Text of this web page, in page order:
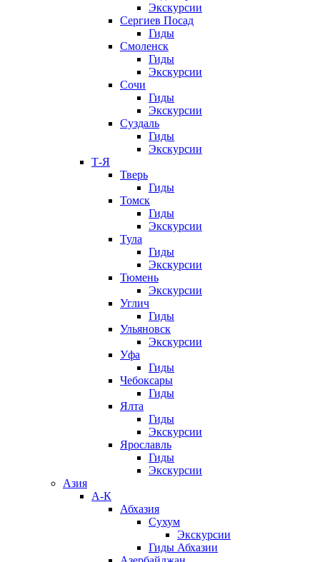
Экскурсии
Сергиев Посад
Гиды
Смоленск
Гиды
Экскурсии
Сочи
Гиды
Экскурсии
Суздаль
Гиды
Экскурсии
Т-Я
Тверь
Гиды
Томск
Гиды
Экскурсии
Тула
Гиды
Экскурсии
Тюмень
Экскурсии
Углич
Гиды
Ульяновск
Экскурсии
Уфа
Гиды
Чебоксары
Гиды
Ялта
Гиды
Экскурсии
Ярославль
Гиды
Экскурсии
Азия
А-К
Абхазия
Сухум
Экскурсии
Гиды Абхазии